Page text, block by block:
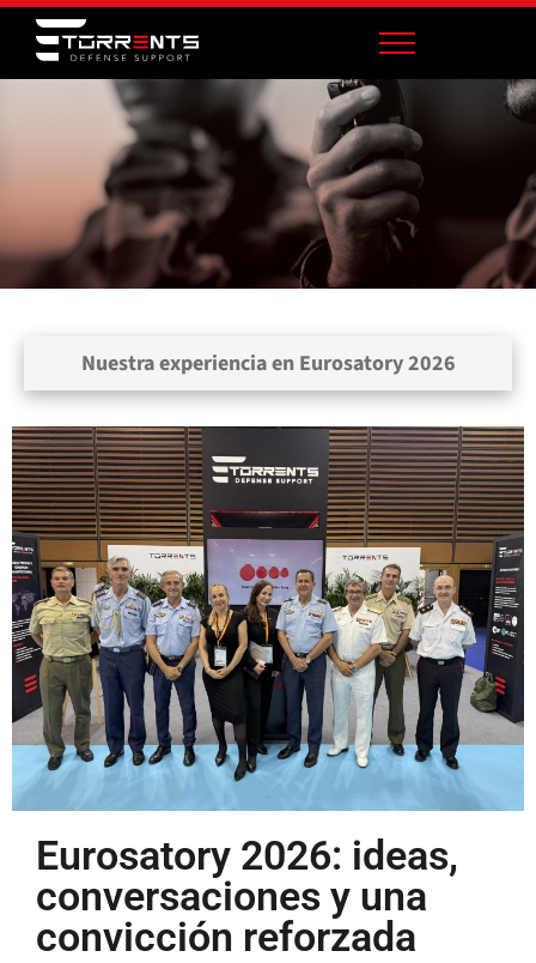
Nuestra experiencia en Eurosatory 2026
Eurosatory 2026: ideas,
conversaciones y una
convicción reforzada